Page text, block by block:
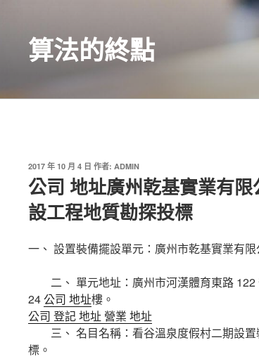
算法的終點
發
佈
於
2017 年 10 月 4 日 作者: ADMIN
公司 地址廣州乾基實業有
設工程地質勘探投標
一、 設置裝備擺設單元：廣州市乾基實業有限
二、 單元地址：廣州市河漢體育東路 122
24公司 地址樓。
公司 登記 地址 營業 地址
三、 名目名稱：看谷溫泉度假村二期設置
標。